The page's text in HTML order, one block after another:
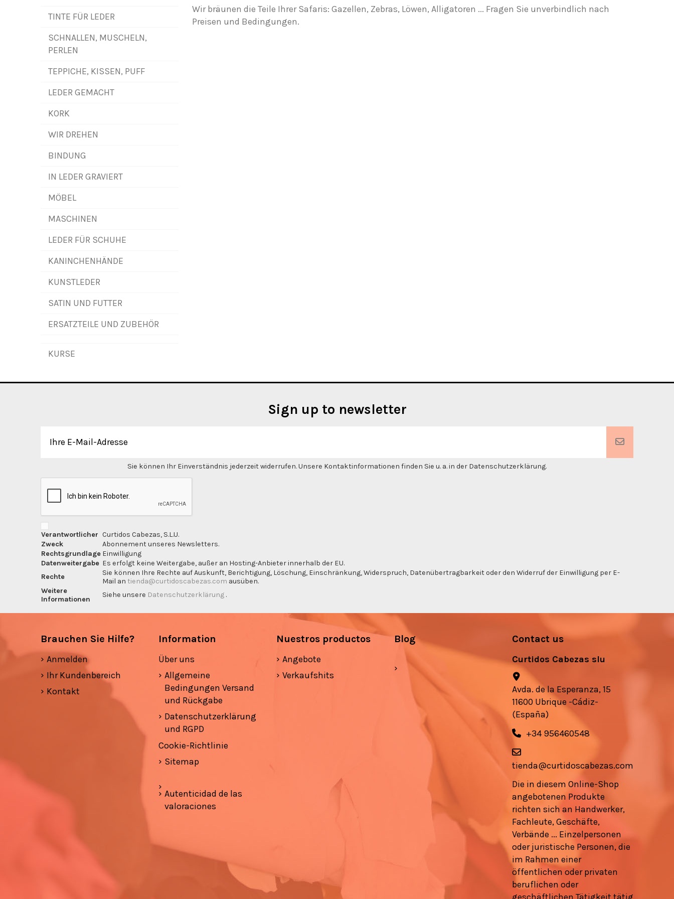
Wir bräunen die Teile Ihrer Safaris: Gazellen, Zebras, Löwen, Alligatoren ... Fragen Sie unverbindlich nach
Preisen und Bedingungen.
TINTE FÜR LEDER
SCHNALLEN, MUSCHELN,
PERLEN
TEPPICHE, KISSEN, PUFF
LEDER GEMACHT
KORK
WIR DREHEN
BINDUNG
IN LEDER GRAVIERT
MÖBEL
MASCHINEN
LEDER FÜR SCHUHE
KANINCHENHÄNDE
KUNSTLEDER
SATIN UND FUTTER
ERSATZTEILE UND ZUBEHÖR
KURSE
Sign up to newsletter
Sie können Ihr Einverständnis jederzeit widerrufen. Unsere Kontaktinformationen finden Sie u. a. in der Datenschutzerklärung.
Verantwortlicher Curtidos Cabezas, S.L.U.
Zweck
Abonnement unseres Newsletters.
Rechtsgrundlage Einwilligung
Datenweitergabe Es erfolgt keine Weitergabe, außer an Hosting-Anbieter innerhalb der EU.
Rechte
Sie können Ihre Rechte auf Auskunft, Berichtigung, Löschung, Einschränkung, Widerspruch, Datenübertragbarkeit oder den Widerruf der Einwilligung per E-
Mail an tienda@curtidoscabezas.com ausüben.
Weitere
Informationen
Siehe unsere Datenschutzerklärung .
Brauchen Sie Hilfe?
Anmelden
Ihr Kundenbereich
Kontakt
Information
Über uns
Allgemeine
Bedingungen Versand
und Rückgabe
Datenschutzerklärung
und RGPD
Cookie-Richtlinie
Sitemap
Autenticidad de las
valoraciones
Nuestros productos
Angebote
Verkaufshits
Blog Contact us
Curtidos Cabezas slu
Avda. de la Esperanza, 15
11600 Ubrique -Cádiz-
(España)
+34 956460548
tienda@curtidoscabezas.com
Die in diesem Online-Shop
angebotenen Produkte
richten sich an Handwerker,
Fachleute, Geschäfte,
Verbände ... Einzelpersonen
oder juristische Personen, die
im Rahmen einer
öffentlichen oder privaten
beruflichen oder